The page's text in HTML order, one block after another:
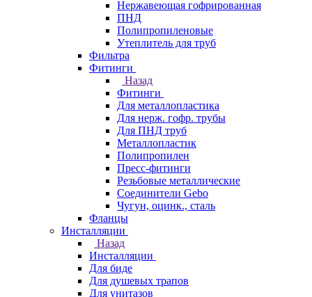
Нержавеющая гофрированная
ПНД
Полипропиленовые
Утеплитель для труб
Фильтра
Фитинги
Назад
Фитинги
Для металлопластика
Для нерж. гофр. трубы
Для ПНД труб
Металлопластик
Полипропилен
Пресс-фитинги
Резьбовые металлические
Соединители Gebo
Чугун, оцинк., сталь
Фланцы
Инсталляции
Назад
Инсталляции
Для биде
Для душевых трапов
Для унитазов